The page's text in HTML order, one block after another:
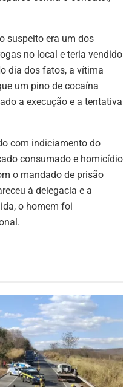
suspeito era um dos
no local e teria vendido
dia dos fatos, a vítima
um pino de cocaína
a execução e a tentativa
com indiciamento do
consumado e homicídio
o mandado de prisão
à delegacia e a
o homem foi